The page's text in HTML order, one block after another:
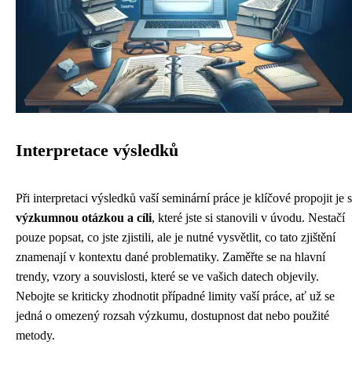
Interpretace výsledků
Při interpretaci výsledků vaší seminární práce je klíčové propojit je s
výzkumnou otázkou a cíli, které jste si stanovili v úvodu. Nestačí
pouze popsat, co jste zjistili, ale je nutné vysvětlit, co tato zjištění
znamenají v kontextu dané problematiky. Zaměřte se na hlavní
trendy, vzory a souvislosti, které se ve vašich datech objevily.
Nebojte se kriticky zhodnotit případné limity vaší práce, ať už se
jedná o omezený rozsah výzkumu, dostupnost dat nebo použité
metody.